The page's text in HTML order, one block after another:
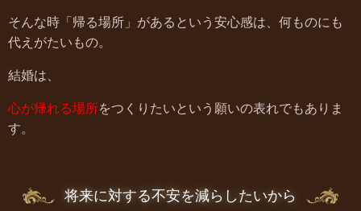
そんな時「帰る場所」があるという安心感は、何ものにも
代えがたいもの。
結婚は、
心が帰れる場所をつくりたいという願いの表れでもありま
す。
将来に対する不安を減らしたいから